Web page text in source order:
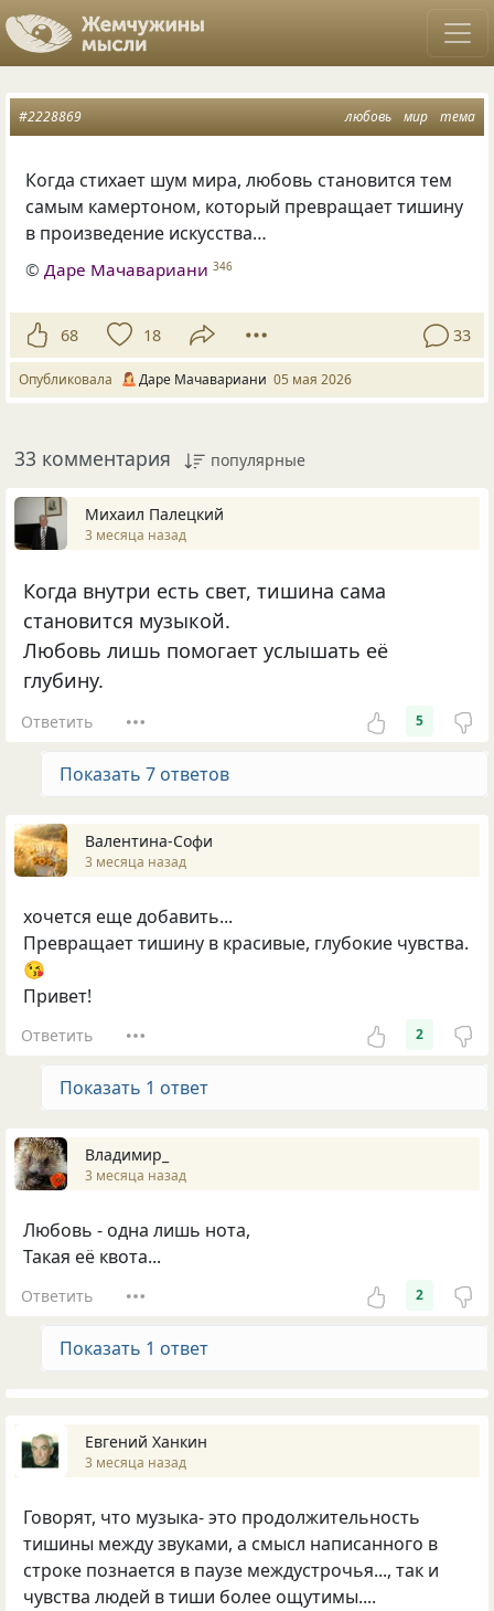
любовь мир тема
#2228869
Когда стихает шум мира, любовь становится тем
самым камертоном, который превращает тишину
в произведение искусства…
© Даре Мачавариани 346
68 18 33
Опубликовала Даре Мачавариани 05 мая 2026
33 комментария популярные
Михаил Палецкий
3 месяца назад
Когда внутри есть свет, тишина сама
становится музыкой.
Любовь лишь помогает услышать её
глубину.
Ответить 5
Показать 7 ответов
Валентина-Софи
3 месяца назад
хочется еще добавить...
Превращает тишину в красивые, глубокие чувства.
😘
Привет!
Ответить 2
Показать 1 ответ
Владимир_
3 месяца назад
Любовь - одна лишь нота,
Такая её квота...
Ответить 2
Показать 1 ответ
Евгений Ханкин
3 месяца назад
Говорят, что музыка- это продолжительность
тишины между звуками, а смысл написанного в
строке познается в паузе междустрочья..., так и
чувства людей в тиши более ощутимы....